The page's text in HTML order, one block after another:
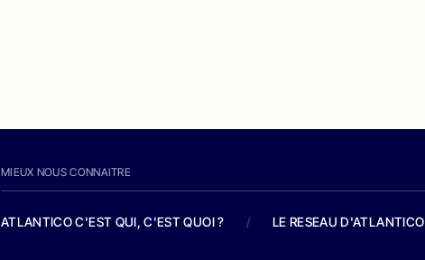
MIEUX NOUS CONNAITRE
ATLANTICO C'EST QUI, C'EST QUOI ? / LE RESEAU D'ATLANTICO